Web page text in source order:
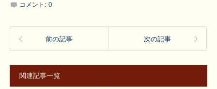
コメント: 0
前の記事 次の記事
関連記事一覧